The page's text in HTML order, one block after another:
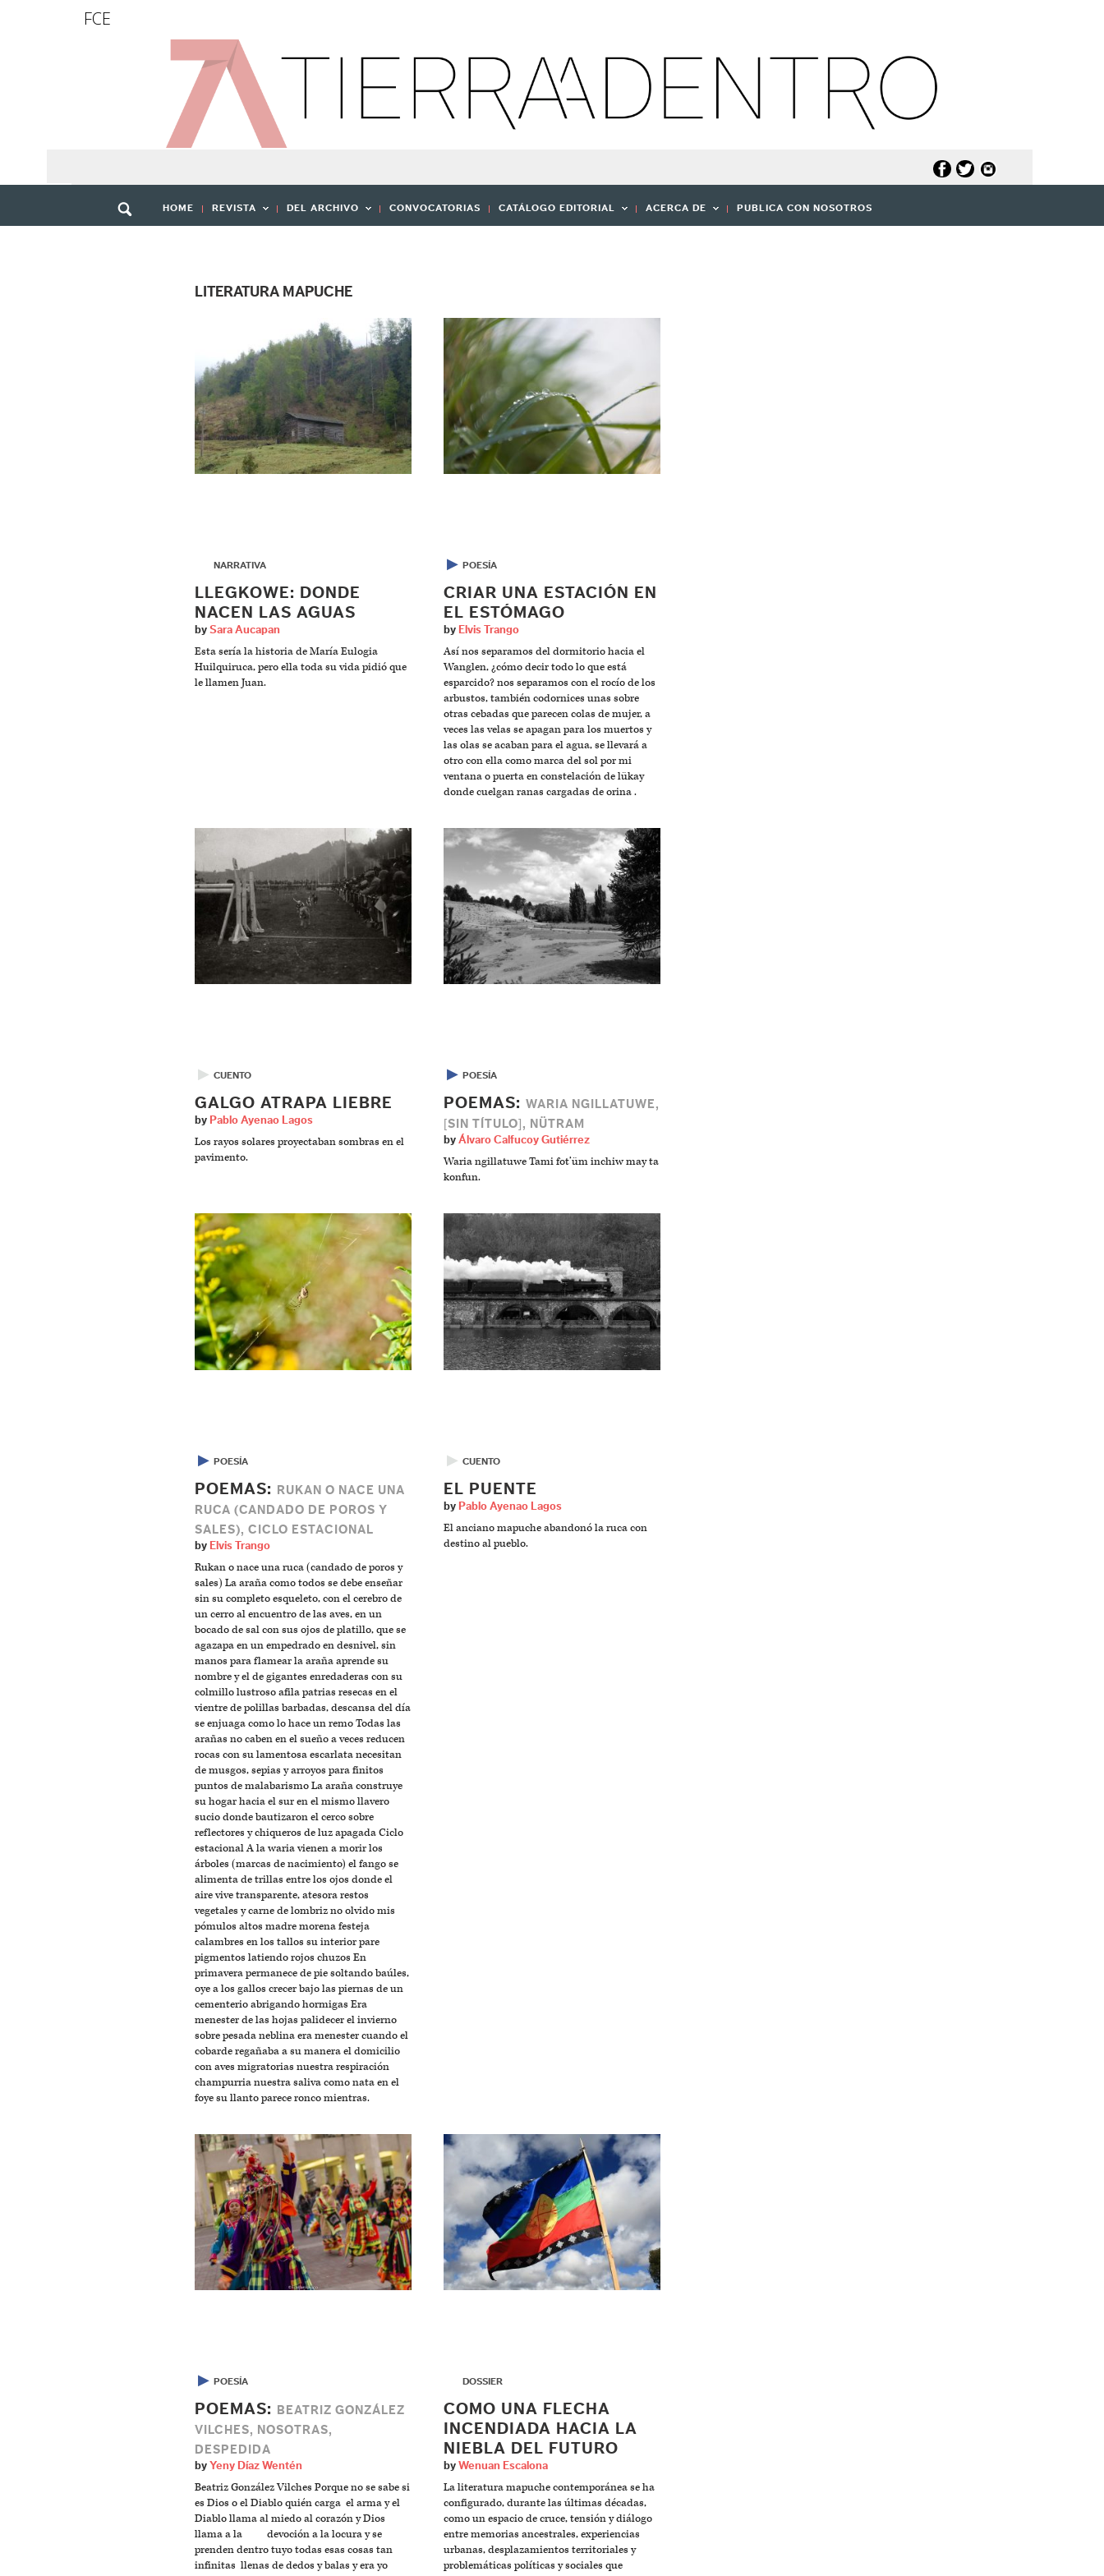
FCE
HOME REVISTA DEL ARCHIVO CONVOCATORIAS CATÁLOGO EDITORIAL ACERCA DE PUBLICA CON NOSOTROS
LITERATURA MAPUCHE
NARRATIVA
LLEGKOWE: DONDE
NACEN LAS AGUAS
by Sara Aucapan
Esta sería la historia de María Eulogia
Huilquiruca, pero ella toda su vida pidió que
le llamen Juan.
▶ POESÍA
CRIAR UNA ESTACIÓN EN
EL ESTÓMAGO
by Elvis Trango
Así nos separamos del dormitorio hacia el
Wanglen, ¿cómo decir todo lo que está
esparcido? nos separamos con el rocío de los
arbustos, también codornices unas sobre
otras cebadas que parecen colas de mujer, a
veces las velas se apagan para los muertos y
las olas se acaban para el agua, se llevará a
otro con ella como marca del sol por mi
ventana o puerta en constelación de lükay
donde cuelgan ranas cargadas de orina .
▶ CUENTO
GALGO ATRAPA LIEBRE
by Pablo Ayenao Lagos
Los rayos solares proyectaban sombras en el
pavimento.
▶ POESÍA
POEMAS: WARIA NGILLATUWE,
[SIN TÍTULO], NÜTRAM
by Álvaro Calfucoy Gutiérrez
Waria ngillatuwe Tami fot’üm inchiw may ta
konfun.
▶ POESÍA
POEMAS:
RUKAN O NACE UNA
RUCA (CANDADO DE POROS Y
SALES), CICLO ESTACIONAL
by Elvis Trango
Rukan o nace una ruca (candado de poros y
sales) La araña como todos se debe enseñar
sin su completo esqueleto, con el cerebro de
un cerro al encuentro de las aves, en un
bocado de sal con sus ojos de platillo, que se
agazapa en un empedrado en desnivel, sin
manos para flamear la araña aprende su
nombre y el de gigantes enredaderas con su
colmillo lustroso afila patrias resecas en el
vientre de polillas barbadas, descansa del día
se enjuaga como lo hace un remo Todas las
arañas no caben en el sueño a veces reducen
rocas con su lamentosa escarlata necesitan
de musgos, sepias y arroyos para finitos
puntos de malabarismo La araña construye
su hogar hacia el sur en el mismo llavero
sucio donde bautizaron el cerco sobre
reflectores y chiqueros de luz apagada Ciclo
estacional A la waria vienen a morir los
árboles (marcas de nacimiento) el fango se
alimenta de trillas entre los ojos donde el
aire vive transparente, atesora restos
vegetales y carne de lombriz no olvido mis
pómulos altos madre morena festeja
calambres en los tallos su interior pare
pigmentos latiendo rojos chuzos En
primavera permanece de pie soltando baúles,
oye a los gallos crecer bajo las piernas de un
cementerio abrigando hormigas Era
menester de las hojas palidecer el invierno
sobre pesada neblina era menester cuando el
cobarde regañaba a su manera el domicilio
con aves migratorias nuestra respiración
champurria nuestra saliva como nata en el
foye su llanto parece ronco mientras.
▶ CUENTO
EL PUENTE
by Pablo Ayenao Lagos
El anciano mapuche abandonó la ruca con
destino al pueblo.
▶ POESÍA
POEMAS:
BEATRIZ GONZÁLEZ
VILCHES, NOSOTRAS,
DESPEDIDA
by Yeny Díaz Wentén
Beatriz González Vilches Porque no se sabe si
es Dios o el Diablo quién carga el arma y el
Diablo llama al miedo al corazón y Dios
llama a la devoción a la locura y se
prenden dentro tuyo todas esas cosas tan
infinitas llenas de dedos y balas y era yo
DOSSIER
COMO UNA FLECHA
INCENDIADA HACIA LA
NIEBLA DEL FUTURO
by Wenuan Escalona
La literatura mapuche contemporánea se ha
configurado, durante las últimas décadas,
como un espacio de cruce, tensión y diálogo
entre memorias ancestrales, experiencias
urbanas, desplazamientos territoriales y
problemáticas políticas y sociales que